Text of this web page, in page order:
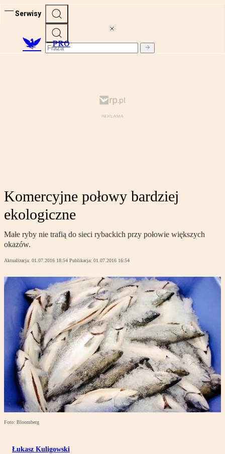
Serwisy
PRO
Komercyjne połowy bardziej
ekologiczne
Małe ryby nie trafią do sieci rybackich przy połowie większych
okazów.
Aktualizacja: 01.07.2016 18:54 Publikacja: 01.07.2016 16:54
Foto: Bloomberg
Łukasz Kuligowski